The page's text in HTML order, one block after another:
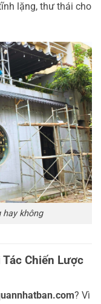
lặng, thư thái cho
hay không
Chiến Lược
? Vì